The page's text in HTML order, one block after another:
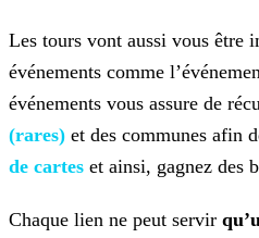
Les tours vont aussi vous être
événements comme
événements vous assure de
(rares) et des communes afin
de cartes et ainsi, gagnez des
Chaque lien ne peut servir